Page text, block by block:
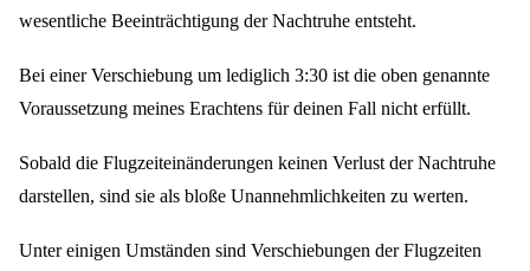
wesentliche Beeinträchtigung der Nachtruhe entsteht.
Bei einer Verschiebung um lediglich 3:30 ist die oben genannte
Voraussetzung meines Erachtens für deinen Fall nicht erfüllt.
Sobald die Flugzeiteinänderungen keinen Verlust der Nachtruhe
darstellen, sind sie als bloße Unannehmlichkeiten zu werten.
Unter einigen Umständen sind Verschiebungen der Flugzeiten